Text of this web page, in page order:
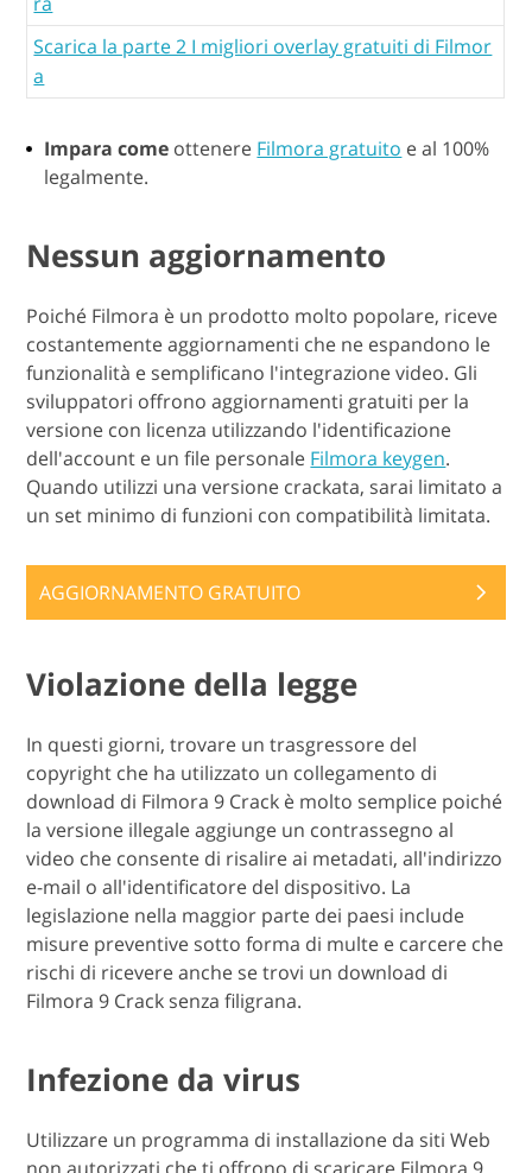
Scarica la parte 2 I migliori overlay gratuiti di Filmor
a
Impara come ottenere Filmora gratuito e al 100%
legalmente.
Nessun aggiornamento
Poiché Filmora è un prodotto molto popolare, riceve
costantemente aggiornamenti che ne espandono le
funzionalità e semplificano l'integrazione video. Gli
sviluppatori offrono aggiornamenti gratuiti per la
versione con licenza utilizzando l'identificazione
dell'account e un file personale Filmora keygen.
Quando utilizzi una versione crackata, sarai limitato a
un set minimo di funzioni con compatibilità limitata.
AGGIORNAMENTO GRATUITO
Violazione della legge
In questi giorni, trovare un trasgressore del
copyright che ha utilizzato un collegamento di
download di Filmora 9 Crack è molto semplice poiché
la versione illegale aggiunge un contrassegno al
video che consente di risalire ai metadati, all'indirizzo
e-mail o all'identificatore del dispositivo. La
legislazione nella maggior parte dei paesi include
misure preventive sotto forma di multe e carcere che
rischi di ricevere anche se trovi un download di
Filmora 9 Crack senza filigrana.
Infezione da virus
Utilizzare un programma di installazione da siti Web